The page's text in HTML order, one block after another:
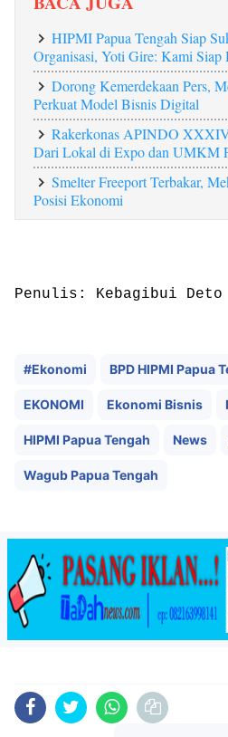
HIPMI Papua Tengah Siap
Organisasi, Yoti Gire: Kami Siap
Dorong Kemerdekaan Pers,
Perkuat Model Bisnis Digital
‎Rakerkonas APINDO
Dari Lokal di Expo dan UMKM
Smelter Freeport Terbakar,
Posisi Ekonomi
Penulis: Kebagibui Deto
#Ekonomi BPD HIPMI Papua
EKONOMI Ekonomi Bisnis
HIPMI Papua Tengah News
Wagub Papua Tengah